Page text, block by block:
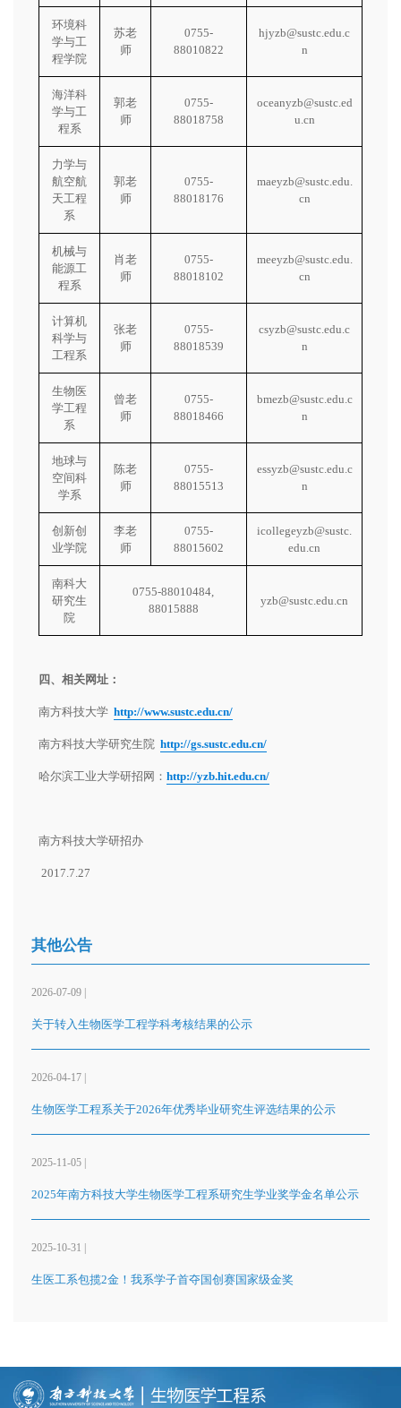
环境科
学与工
程学院
苏老
师
0755-
88010822
hjyzb@sustc.edu.c
n
海洋科
学与工
程系
郭老
师
0755-
88018758
oceanyzb@sustc.ed
u.cn
力学与
航空航
天工程
系
郭老
师
0755-
88018176
maeyzb@sustc.edu.
cn
机械与
能源工
程系
肖老
师
0755-
88018102
meeyzb@sustc.edu.
cn
计算机
科学与
工程系
张老
师
0755-
88018539
csyzb@sustc.edu.c
n
生物医
学工程
系
曾老
师
0755-
88018466
bmezb@sustc.edu.c
n
地球与
空间科
学系
陈老
师
0755-
88015513
essyzb@sustc.edu.c
n
创新创
业学院
李老
师
0755-
88015602
icollegeyzb@sustc.
edu.cn
南科大
研究生
院
0755-88010484,
88015888
yzb@sustc.edu.cn
四、相关网址：
南方科技大学 http://www.sustc.edu.cn/
南方科技大学研究生院 http://gs.sustc.edu.cn/
哈尔滨工业大学研招网： http://yzb.hit.edu.cn/
南方科技大学研招办
2017.7.27
其他公告
2026-07-09 |
关于转入生物医学工程学科考核结果的公示
2026-04-17 |
生物医学工程系关于2026年优秀毕业研究生评选结果的公示
2025-11-05 |
2025年南方科技大学生物医学工程系研究生学业奖学金名单公示
2025-10-31 |
生医工系包揽2金！我系学子首夺国创赛国家级金奖